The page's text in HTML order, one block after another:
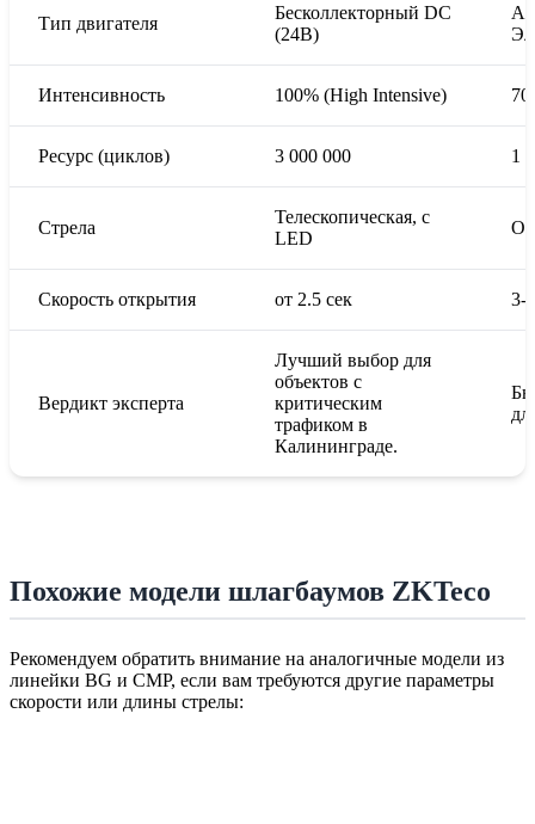
Тип двигателя
Бесколлекторный DC
(24В)
Интенсивность 100% (High Intensive)
Ресурс (циклов) 3 000 000 1
Стрела
Телескопическая, с
LED
Скорость открытия от 2.5 сек 3-
Вердикт эксперта
Лучший выбор для
объектов с
критическим
трафиком в
Калининграде.
Похожие модели шлагбаумов ZKTeco
Рекомендуем обратить внимание на аналогичные модели из
линейки BG и CMP, если вам требуются другие параметры
скорости или длины стрелы: